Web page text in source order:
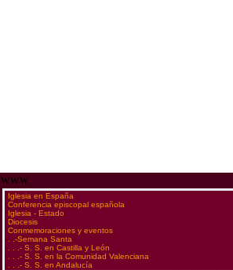
www
·Iglesia en España
·Conferencia episcopal española
·Iglesia - Estado
·Diocesis
·Conmemoraciones y eventos
· . .-Semana Santa
· . . .- S. S. en Castilla y León
· . . .- S. S. en la Comunidad Valenciana
· . . .- S. S. en Andalucía